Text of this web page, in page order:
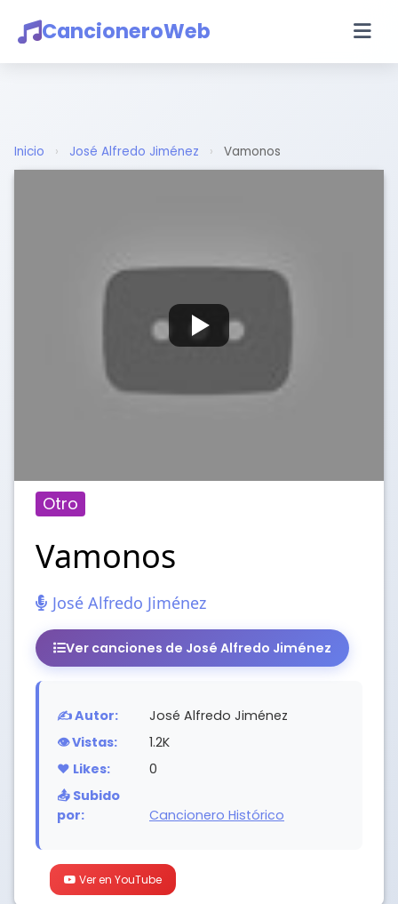
CancioneroWeb
Inicio › José Alfredo Jiménez › Vamonos
Otro
Vamonos
José Alfredo Jiménez
Ver canciones de José Alfredo Jiménez
✍️ Autor:
José Alfredo Jiménez
👁️ Vistas:
1.2K
❤️ Likes:
0
📤 Subido
por:
Cancionero Histórico
Ver en YouTube